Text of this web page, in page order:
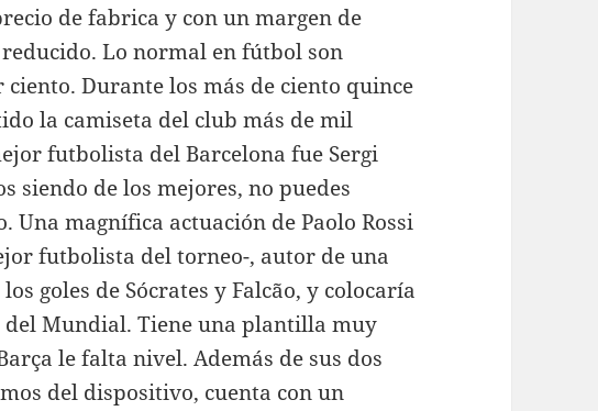
de fabrica y con un margen de
Lo normal en fútbol son
ciento. Durante los más de ciento quince
la camiseta del club más de mil
futbolista del Barcelona fue Sergi
siendo de los mejores, no puedes
Una magnífica actuación de Paolo Rossi
futbolista del torneo-, autor de una
goles de Sócrates y Falcão, y colocaría
del Mundial. Tiene una plantilla muy
le falta nivel. Además de sus dos
del dispositivo, cuenta con un